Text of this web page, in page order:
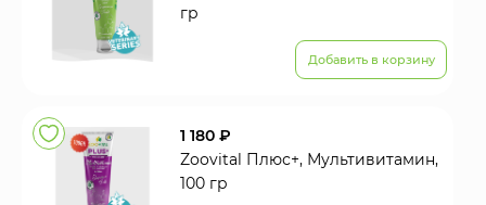
гр
Добавить в корзину
1 180 ₽
Zoovital Плюс+, Мультивитамин,
100 гр